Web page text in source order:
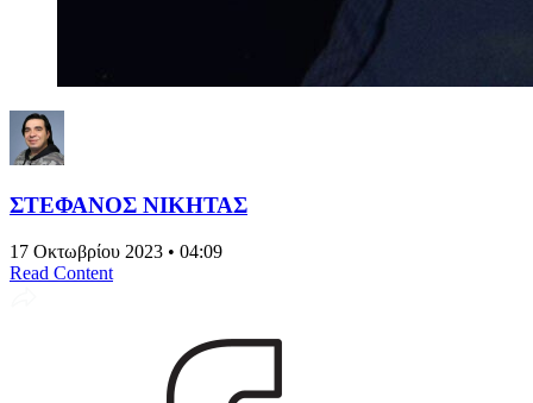
ΣΤΕΦΑΝΟΣ ΝΙΚΗΤΑΣ
17 Οκτωβρίου 2023 • 04:09
Read Content